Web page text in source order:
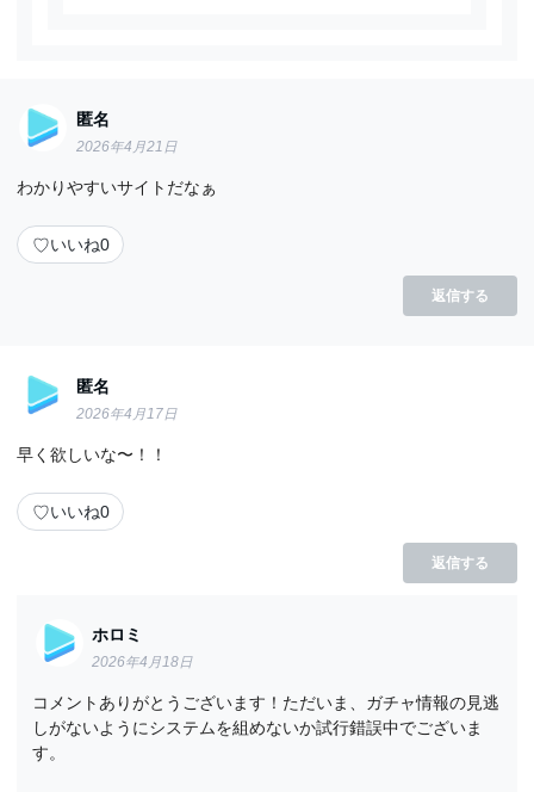
匿名
2026年4月21日
わかりやすいサイトだなぁ
♡いいね0
返信する
匿名
2026年4月17日
早く欲しいな〜！！
♡いいね0
返信する
ホロミ
2026年4月18日
コメントありがとうございます！ただいま、ガチャ情報の見逃
しがないようにシステムを組めないか試行錯誤中でございま
す。